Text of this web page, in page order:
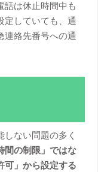
話は休止時間中も
定していても、通
連絡先番号への通
ない問題の多く
間の制限」ではな
可」から設定する